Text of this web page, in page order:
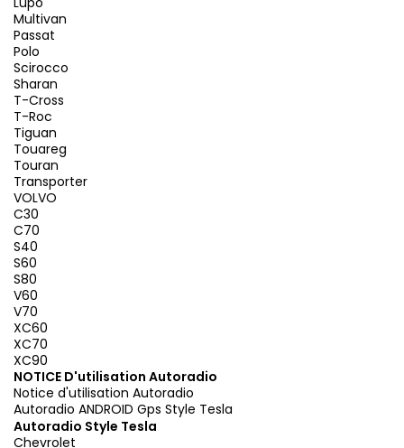
Multivan
Passat
Polo
Scirocco
Sharan
T-Cross
T-Roc
Tiguan
Touareg
Touran
Transporter
VOLVO
C30
C70
S40
S60
S80
V60
V70
XC60
XC70
XC90
NOTICE D'utilisation Autoradio
Notice d'utilisation Autoradio
Autoradio ANDROID Gps Style Tesla
Autoradio Style Tesla
Chevrolet